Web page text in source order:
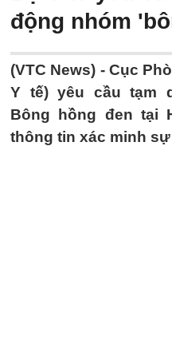
động nhóm
(VTC News) - Cục
Y tế) yêu cầu tạm
Bông hồng đen tại
thông tin xác minh